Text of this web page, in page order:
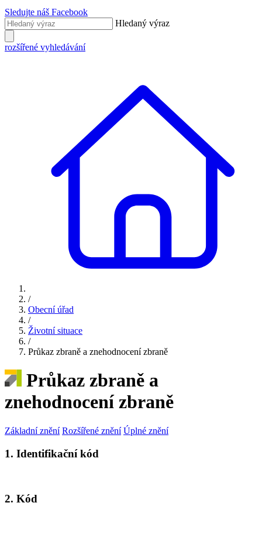
Sledujte náš Facebook
Hledaný výraz
rozšířené vyhledávání
/
Obecní úřad
/
Životní situace
/
Průkaz zbraně a znehodnocení zbraně
Průkaz zbraně a
znehodnocení zbraně
Základní znění Rozšířené znění Úplné znění
1. Identifikační kód
2. Kód